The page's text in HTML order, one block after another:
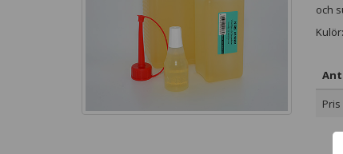
och
Kulör:
Pris